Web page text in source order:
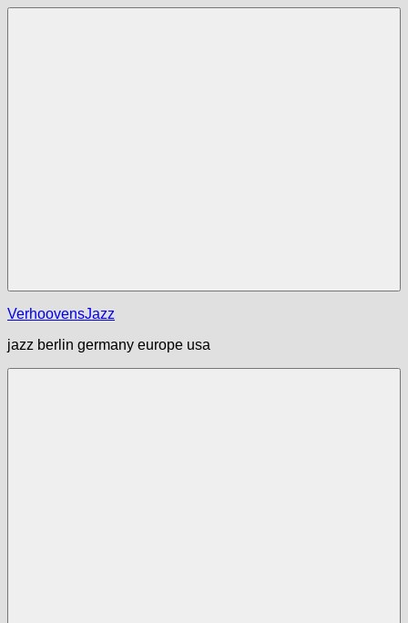
Zum
VerhoovensJazz
jazz berlin germany europe usa